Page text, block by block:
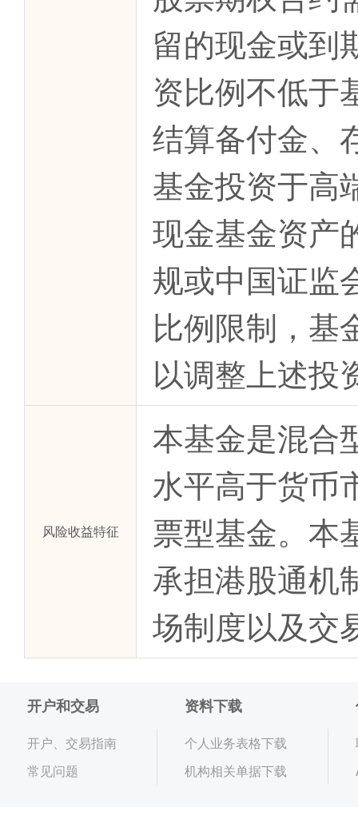
留的现金或到
资比例不低于
结算备付金、
基金投资于高
现金基金资产
规或中国证监
比例限制，基
以调整上述投
风险收益特征
本基金是混合
水平高于货币
票型基金。本
承担港股通机
场制度以及交
开户和交易
开户、交易指南
常见问题
资料下载
个人业务表格下载
机构相关单据下载